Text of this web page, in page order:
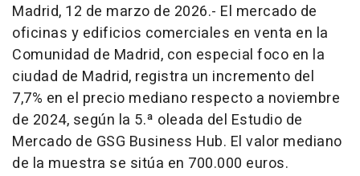
Madrid, 12 de marzo de 2026.- El mercado de
oficinas y edificios comerciales en venta en la
Comunidad de Madrid, con especial foco en la
ciudad de Madrid, registra un incremento del
7,7% en el precio mediano respecto a noviembre
de 2024, según la 5.ª oleada del Estudio de
Mercado de GSG Business Hub. El valor mediano
de la muestra se sitúa en 700.000 euros.